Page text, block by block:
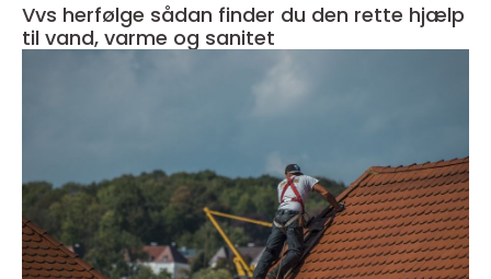
Vvs herfølge sådan finder du den rette hjælp
til vand, varme og sanitet